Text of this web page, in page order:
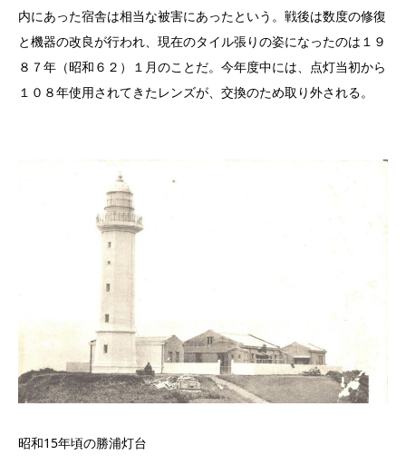
内にあった宿舎は相当な被害にあったという。戦後は数度の修復
と機器の改良が行われ、現在のタイル張りの姿になったのは１９
８７年（昭和６２）１月のことだ。今年度中には、点灯当初から
１０８年使用されてきたレンズが、交換のため取り外される。
昭和15年頃の勝浦灯台